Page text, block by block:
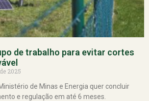
de trabalho para evitar cortes
2025
de Minas e Energia quer concluir
e regulação em até 6 meses.